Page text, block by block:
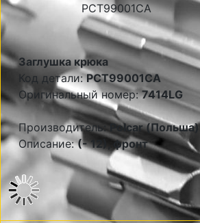
Заглушка крюка
Код детали:PCT99001CA
Оригинальный номер:7414LG
Производитель:
Polcar (Польша)
Описание:(- 12), фронт